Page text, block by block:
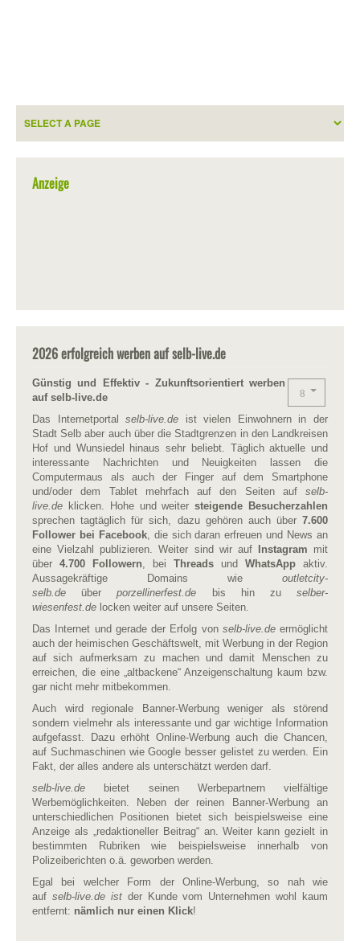
Anzeige
2026 erfolgreich werben auf selb-live.de
Günstig und Effektiv - Zukunftsorientiert werben
auf selb-live.de
Das Internetportalselb-live.de ist vielen Einwohnern in der
Stadt Selb aber auch über die Stadtgrenzen in den Landkreisen
Hof und Wunsiedel hinaus sehr beliebt. Täglich aktuelle und
interessante Nachrichten und Neuigkeiten lassen die
Computermaus als auch der Finger auf dem Smartphone
und/oder dem Tablet mehrfach auf den Seiten auf selb-
live.de klicken. Hohe und weitersteigende Besucherzahlen
sprechen tagtäglich für sich, dazu gehören auch über 7.600
Follower bei Facebook, die sich daran erfreuen und News an
eine Vielzahl publizieren. Weiter sind wir auf Instagram mit
über 4.700 Followern , bei Threads und WhatsApp aktiv.
Aussagekräftige Domains wie outletcity-
selb.de überporzellinerfest.de bis hin zuselber-
wiesenfest.de locken weiter auf unsere Seiten.
Das Internet und gerade der Erfolg von selb-live.deermöglicht
auch der heimischen Geschäftswelt, mit Werbung in der Region
auf sich aufmerksam zu machen und damit Menschen zu
erreichen, die eine „altbackene“ Anzeigenschaltung kaum bzw.
gar nicht mehr mitbekommen.
Auch wird regionale Banner-Werbung weniger als störend
sondern vielmehr als interessante und gar wichtige Information
aufgefasst. Dazu erhöht Online-Werbung auch die Chancen,
auf Suchmaschinen wie Google besser gelistet zu werden. Ein
Fakt, der alles andere als unterschätzt werden darf.
selb-live.de bietet seinen Werbepartnern vielfältige
Werbemöglichkeiten. Neben der reinen Banner-Werbung an
unterschiedlichen Positionen bietet sich beispielsweise eine
Anzeige als „redaktioneller Beitrag“ an. Weiter kann gezielt in
bestimmten Rubriken wie beispielsweise innerhalb von
Polizeiberichten o.ä. geworben werden.
Egal bei welcher Form der Online-Werbung, so nah wie
auf selb-live.de istder Kunde vom Unternehmen wohl kaum
entfernt: nämlich nur einen Klick!